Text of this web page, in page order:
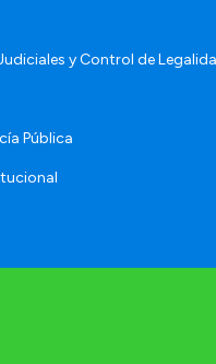
y Control de
Pública